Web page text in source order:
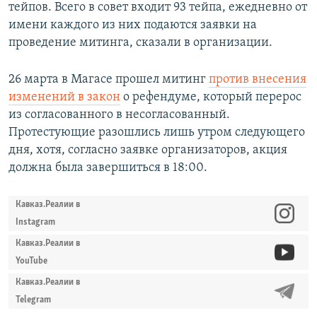
тейпов. Всего в совет входит 93 тейпа, ежедневно от
имени каждого из них подаются заявки на
проведение митинга, сказали в организации.
26 марта в Магасе прошел митинг против внесения
изменений в закон о рефендуме, который перерос
из согласованного в несогласованный.
Протестующие разошлись лишь утром следующего
дня, хотя, согласно заявке организаторов, акция
должна была завершиться в 18:00.
Кавказ.Реалии в
Instagram
Кавказ.Реалии в
YouTube
Кавказ.Реалии в
Telegram